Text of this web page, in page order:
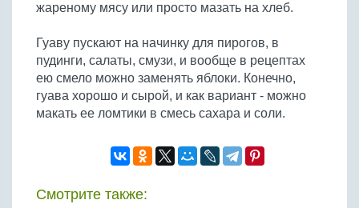
жареному мясу или просто мазать на хлеб.
Гуаву пускают на начинку для пирогов, в
пудинги, салаты, смузи, и вообще в рецептах
ею смело можно заменять яблоки. Конечно,
гуава хорошо и сырой, и как вариант - можно
макать ее ломтики в смесь сахара и соли.
Смотрите также: